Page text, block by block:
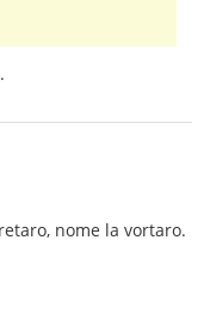
nome la vortaro.